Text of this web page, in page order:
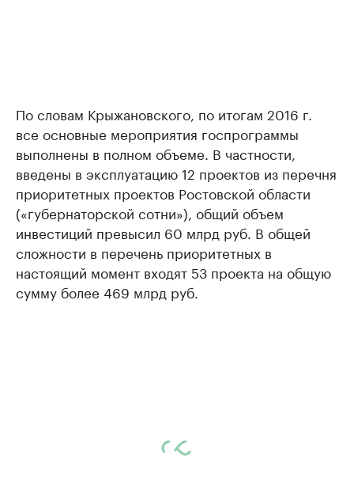
По словам Крыжановского, по итогам 2016 г.
все основные мероприятия госпрограммы
выполнены в полном объеме. В частности,
введены в эксплуатацию 12 проектов из перечня
приоритетных проектов Ростовской области
(«губернаторской сотни»), общий объем
инвестиций превысил 60 млрд руб. В общей
сложности в перечень приоритетных в
настоящий момент входят 53 проекта на общую
сумму более 469 млрд руб.